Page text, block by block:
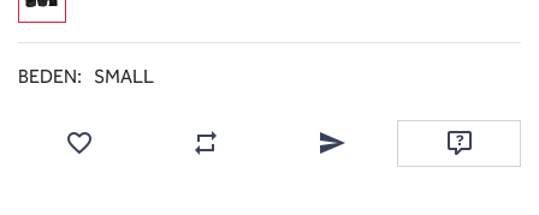
BEDEN: SMALL
Add to wishlist Add to compare listEmail a friend Ask